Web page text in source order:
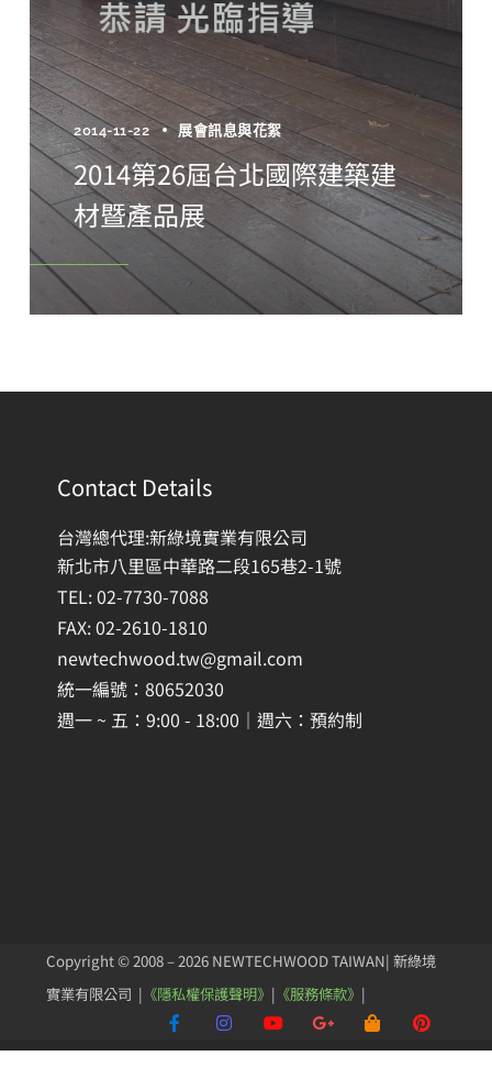
2014-11-22 展會訊息與花絮
2014第26屆台北國際建築建
材暨產品展
Contact Details
台灣總代理:新綠境實業有限公司
新北市八里區中華路二段165巷2-1號
TEL: 02-7730-7088
FAX: 02-2610-1810
newtechwood.tw@gmail.com
統一編號：80652030
週一 ~ 五：9:00 - 18:00｜週六：預約制
Copyright © 2008 – 2026 NEWTECHWOOD TAIWAN| 新綠境
實業有限公司 | 《隱私權保護聲明》 | 《服務條款》 |